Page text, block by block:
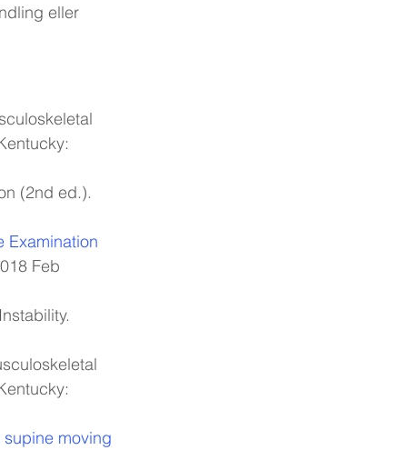
eller
(2nd ed.).
Examination
Feb
supine moving